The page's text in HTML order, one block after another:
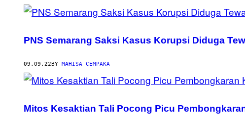
PNS Semarang Saksi Kasus Korupsi Diduga
09.09.22 BY MAHISA CEMPAKA
Mitos Kesaktian Tali Pocong Picu